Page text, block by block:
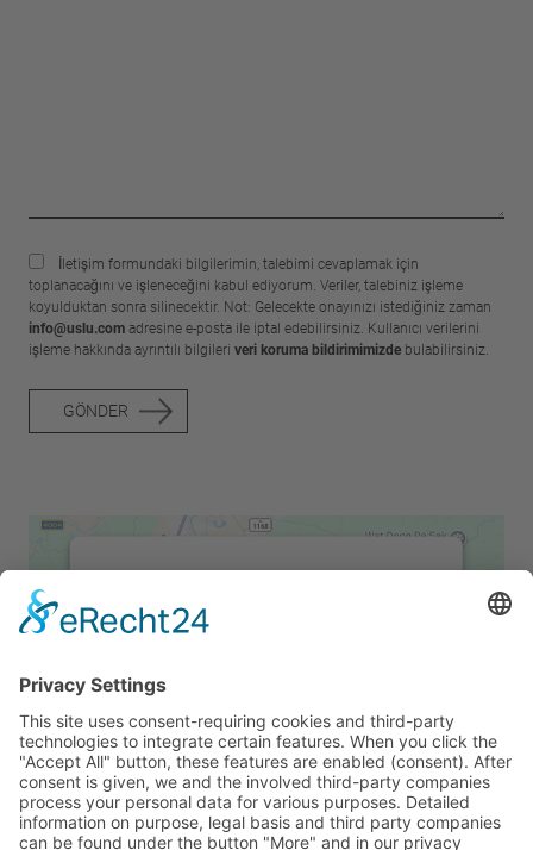
İletişim formundaki bilgilerimin, talebimi cevaplamak için
toplanacağını ve işleneceğini kabul ediyorum. Veriler, talebiniz işleme
koyulduktan sonra silinecektir. Not: Gelecekte onayınızı istediğiniz zaman
info@uslu.comadresine e-posta ile iptal edebilirsiniz. Kullanıcı verilerini
işleme hakkında ayrıntılı bilgileri veri koruma bildirimimizdebulabilirsiniz.
GÖNDER
We need your consent to load the
Google Maps service!
activity. Please review the details and
accept the service to see this map.
More Information